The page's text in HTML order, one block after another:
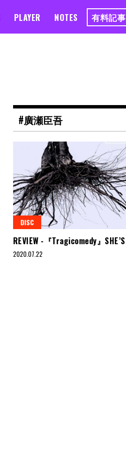
PLAYER NOTES 有料記事
#廣瀬臣吾
DISC
REVIEW -『Tragicomedy』SHE’S
2020.07.22